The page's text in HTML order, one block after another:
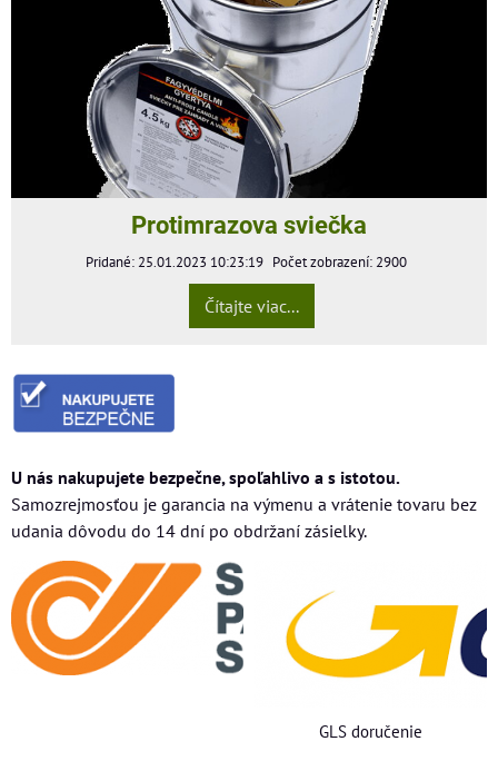
Protimrazova sviečka
Pridané: 25.01.2023 10:23:19 Počet zobrazení: 2900
Čítajte viac...
U nás nakupujete bezpečne, spoľahlivo a s istotou.
Samozrejmosťou je garancia na výmenu a vrátenie tovaru bez
udania dôvodu do 14 dní po obdržaní zásielky.
GLS doručenie